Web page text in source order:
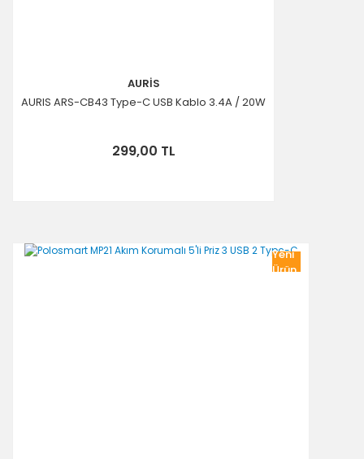
AURİS
AURIS ARS-CB43 Type-C USB Kablo 3.4A / 20W
299,00 TL
Yeni
Ürün